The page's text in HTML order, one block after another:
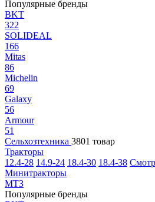
Популярные бренды
BKT
322
SOLIDEAL
166
Mitas
86
Michelin
69
Galaxy
56
Armour
51
Сельхозтехника 3801 товар
Тракторы
12.4-28 14.9-24 18.4-30 18.4-38
Минитракторы
МТЗ
Популярные бренды